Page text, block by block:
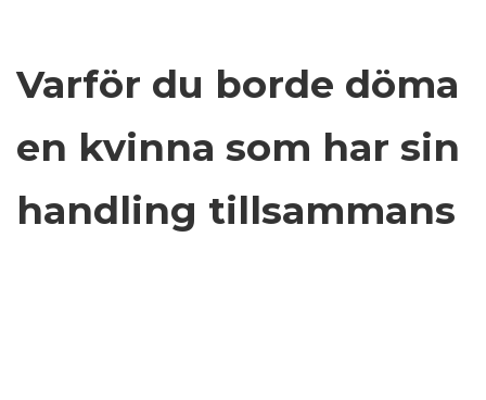
Varför du borde döma
en kvinna som har sin
handling tillsammans